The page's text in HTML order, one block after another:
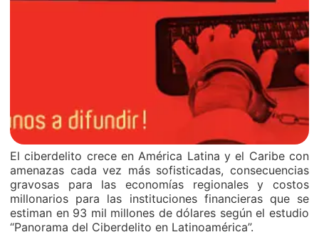
El ciberdelito crece en América Latina y el Caribe con
amenazas cada vez más sofisticadas, consecuencias
gravosas para las economías regionales y costos
millonarios para las instituciones financieras que se
estiman en 93 mil millones de dólares según el estudio
“Panorama del Ciberdelito en Latinoamérica”.